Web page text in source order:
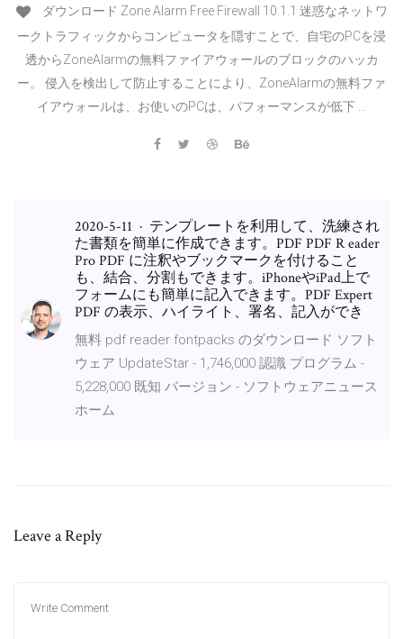
ダウンロード Zone Alarm Free Firewall 10.1.1 迷惑なネットワ
ークトラフィックからコンピュータを隠すことで、自宅のPCを浸
透からZoneAlarmの無料ファイアウォールのブロックのハッカ
ー。 侵入を検出して防止することにより、ZoneAlarmの無料ファ
イアウォールは、お使いのPCは、パフォーマンスが低下 …
2020-5-11 · テンプレートを利用して、洗練され
た書類を簡単に作成できます。PDF PDF R eader
Pro PDF に注釈やブックマークを付けること
も、結合、分割もできます。iPhoneやiPad上で
フォームにも簡単に記入できます。PDF Expert
PDF の表示、ハイライト、署名、記入ができ
無料 pdf reader fontpacks のダウンロード ソフト
ウェア UpdateStar - 1,746,000 認識 プログラム -
5,228,000 既知 バージョン - ソフトウェアニュース
ホーム
Leave a Reply